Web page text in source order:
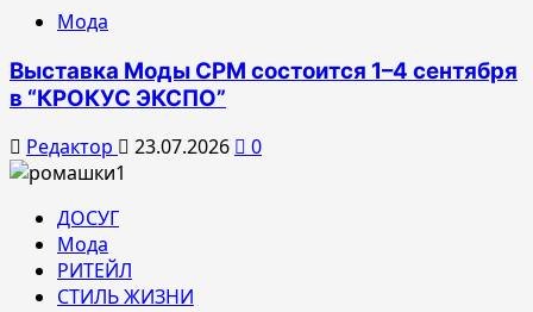
Мода
Выставка Моды CPM состоится 1–4 сентября
в “КРОКУС ЭКСПО”
Редактор 23.07.2026 0
ДОСУГ
Мода
РИТЕЙЛ
СТИЛЬ ЖИЗНИ